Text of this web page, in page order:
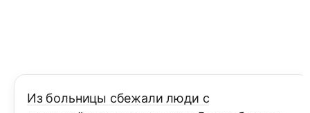
Из больницы сбежали люди с